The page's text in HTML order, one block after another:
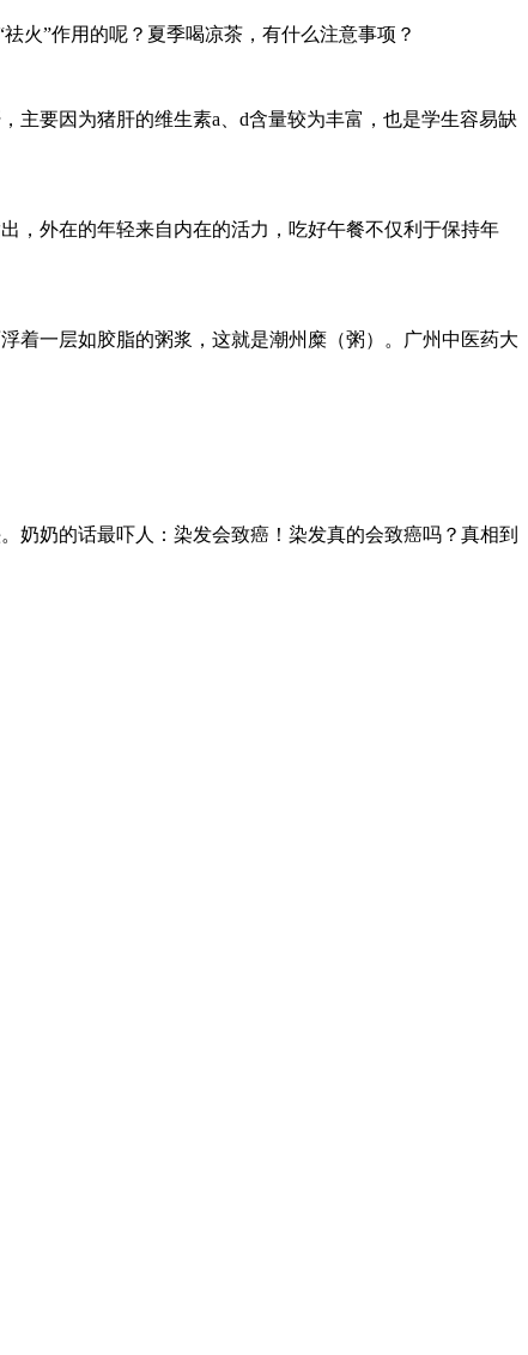
火”作用的呢？夏季喝凉茶，有什么注意事项？
主要因为猪肝的维生素a、d含量较为丰富，也是学生容易缺
，外在的年轻来自内在的活力，吃好午餐不仅利于保持年
着一层如胶脂的粥浆，这就是潮州糜（粥）。广州中医药大
奶奶的话最吓人：染发会致癌！染发真的会致癌吗？真相到